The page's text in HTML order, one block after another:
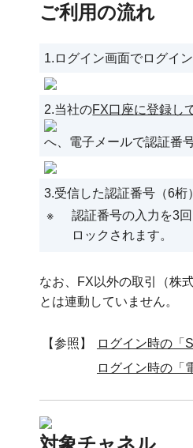
ご利用の流れ
1.ログイン画面でログイ
2.当社のFX口座に登録し
へ、電子メールで認証番
3.受信した認証番号（6桁
※
認証番号の入力を3
ロックされます。
なお、FX以外の取引（株
とは連動していません。
【参照】
ログイン時の「
ログイン時の「
対象チャネル